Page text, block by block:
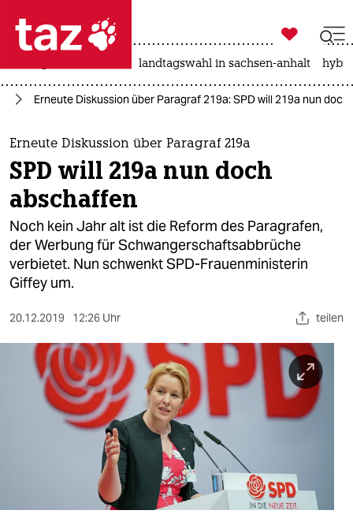
 taz zahl ich
taz zahl ich
themen
politik
öko
gesellschaft
kultur
sport
berlin
wahrheit

taz zahl ich
landtagswahl in sachsen-anhalt
Erneute Diskussion über Paragraf 219a: SPD will 219a nun
Erneute Diskussion über Paragraf 219a
SPD will 219a nun doch
abschaffen
Noch kein Jahr alt ist die Reform des Paragrafen,
der Werbung für Schwangerschaftsabbrüche
verbietet. Nun schwenkt SPD-Frauenministerin
Giffey um.
20.12.2019 12:26 Uhr teilen